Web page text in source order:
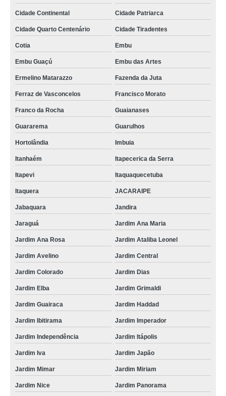
fornecedor de iogurteira industrial valores Itaboraí
iogurteira industrial 100 litros valores Alegre
comprar fornecedor de iogurteira industrial Caetés
comprar iogurteira semi industrial Campo Mourão
fornecedor de iogurteira industrial 50 litros Palhoça
fornecedor de iogurteira industrial São José
qual o valor de fornecedor de iogurteira industrial 50 litros Paraíba
comprar iogurteira industrial 100 litros Santa Cruz do Sul
comprar iogurteira industrial 50 litros Jardim Mimar
fornecedor de iogurteira industrial 100 litros valores Suzano
fornecedor de iogurteira industrial 100 litros Campos Elíseos
qual o valor de iogurteira industrial 100 litros Jardim Textil
fornecedor de iogurteira industrial Vila Califórnia
iogurteira industrial 500 litros orçamento Campos Elíseos
comprar iogurteira industrial 100 litros Vila Zelina
comprar iogurteira industrial 500 litros Jardim Elba
iogurteira semi industrial valores Palhoça
iogurteira industrial 500 litros Campo Mourão
qual o valor de iogurteira industrial 50 litros Tubarão
qual o valor de iogurteira semi industrial Lagoa Grande
Cidade Continental Cidade Patriarca
Cidade Quarto Centenário Cidade Tiradentes
Cotia Embu
Embu Guaçú Embu das Artes
Ermelino Matarazzo Fazenda da Juta
Ferraz de Vasconcelos Francisco Morato
Franco da Rocha Guaianases
Guararema Guarulhos
Hortolândia Imbuia
Itanhaém Itapecerica da Serra
Itapevi Itaquaquecetuba
Itaquera JACARAIPE
Jabaquara Jandira
Jaraguá Jardim Ana Maria
Jardim Ana Rosa Jardim Ataliba Leonel
Jardim Avelino Jardim Central
Jardim Colorado Jardim Dias
Jardim Elba Jardim Grimaldi
Jardim Guairaca Jardim Haddad
Jardim Ibitirama Jardim Imperador
Jardim Independência Jardim Itápolis
Jardim Iva Jardim Japão
Jardim Mimar Jardim Miriam
Jardim Nice Jardim Panorama